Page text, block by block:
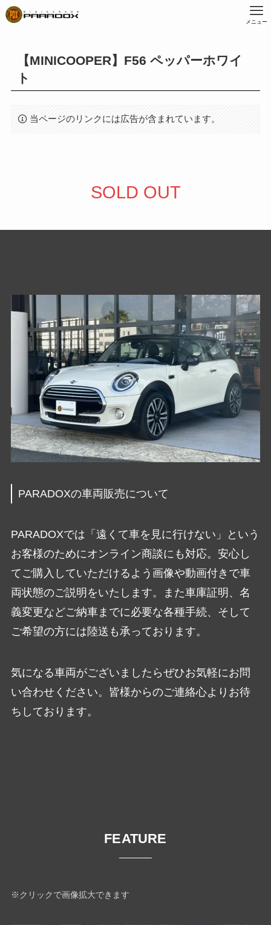
メニュー
【MINICOOPER】F56 ペッパーホワイ
ト
当ページのリンクには広告が含まれています。
SOLD OUT
PARADOXの車両販売について
PARADOXでは「遠くて車を見に行けない」という
お客様のためにオンライン商談にも対応。安心し
てご購入していただけるよう画像や動画付きで車
両状態のご説明をいたします。また車庫証明、名
義変更などご納車までに必要な各種手続、そして
ご希望の方には陸送も承っております。
気になる車両がございましたらぜひお気軽にお問
い合わせください。皆様からのご連絡心よりお待
ちしております。
FEATURE
※クリックで画像拡大できます